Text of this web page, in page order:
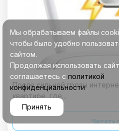
После сильной грозы
квартире, где...
Читать
Мы обрабатываем файлы
чтобы было удобно
сайтом.
Продолжая использовать
соглашаетесь с политикой
конфиденциальности
Принять